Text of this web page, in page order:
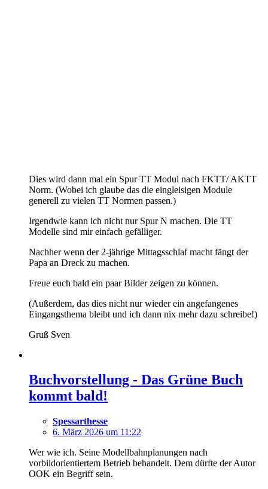
Dies wird dann mal ein Spur TT Modul nach FKTT/ AKTT
Norm. (Wobei ich glaube das die eingleisigen Module
generell zu vielen TT Normen passen.)
Irgendwie kann ich nicht nur Spur N machen. Die TT
Modelle sind mir einfach gefälliger.
Nachher wenn der 2-jährige Mittagsschlaf macht fängt der
Papa an Dreck zu machen.
Freue euch bald ein paar Bilder zeigen zu können.
(Außerdem, das dies nicht nur wieder ein angefangenes
Eingangsthema bleibt und ich dann nix mehr dazu schreibe!)
Gruß Sven
Buchvorstellung - Das Grüne Buch
kommt bald!
Spessarthesse
6. März 2026 um 11:22
Wer wie ich. Seine Modellbahnplanungen nach
vorbildorientiertem Betrieb behandelt. Dem dürfte der Autor
OOK ein Begriff sein.